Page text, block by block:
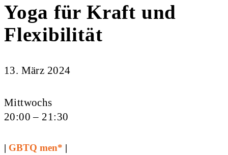
Yoga für Kraft und
Flexibilität
13. März 2024
Mittwochs
20:00 – 21:30
| GBTQ men* |